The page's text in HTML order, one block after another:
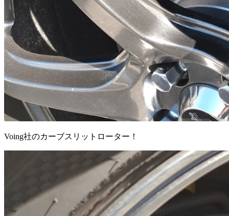
Voing社のカーブスリットローター！